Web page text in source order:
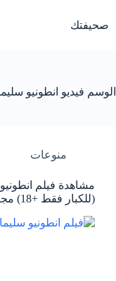
المحتوى
صحيفتك
الوسم فيديو انطونيو
منوعات
مشاهدة فيلم
(للكبار فقط +18) مجانا